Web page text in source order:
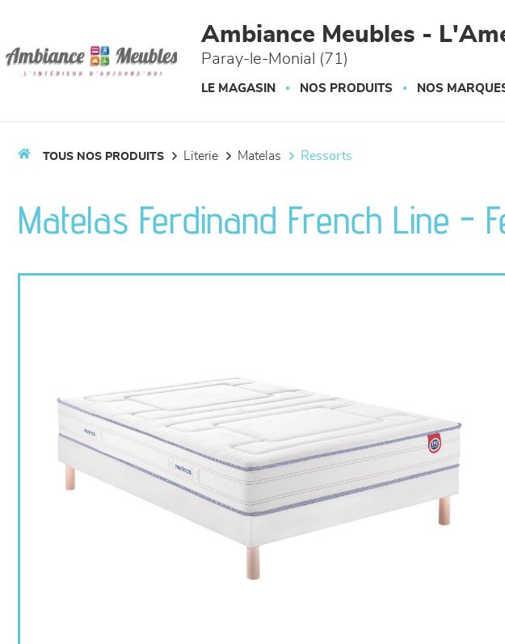
Ambiance Meubles -
Paray-le-Monial (71)
LE MAGASIN NOS PRODUITS NOS
TOUS NOS PRODUITS literie matelas ressorts
Matelas Ferdinand French Line -